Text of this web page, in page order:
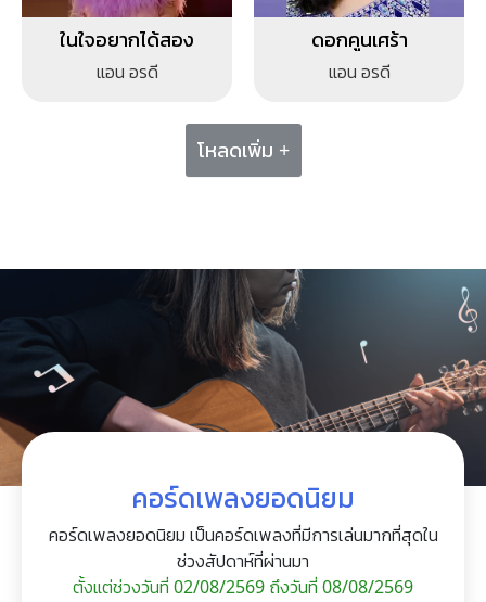
ในใจอยากได้สอง
แอน อรดี
ดอกคูนเศร้า
แอน อรดี
โหลดเพิ่ม +
คอร์ดเพลงยอดนิยม
คอร์ดเพลงยอดนิยม เป็นคอร์ดเพลงที่มีการเล่นมากที่สุดใน
ช่วงสัปดาห์ที่ผ่านมา
ตั้งแต่ช่วงวันที่ 02/08/2569 ถึงวันที่ 08/08/2569